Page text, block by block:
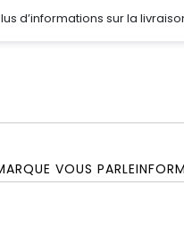
d’informations sur la
VOUS PARLE